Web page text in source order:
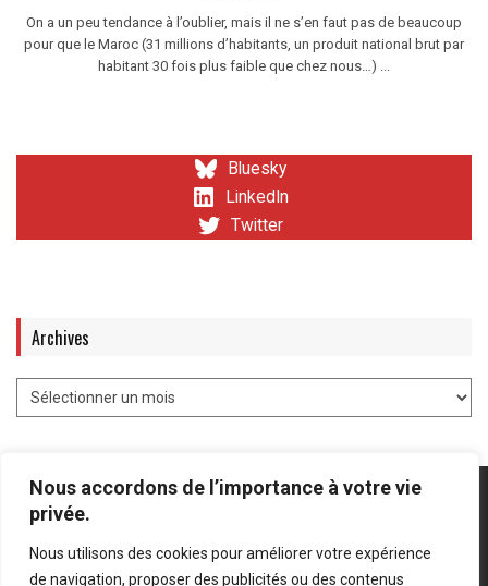
Nous accordons de l’importance à votre vie
privée.
Nous utilisons des cookies pour améliorer votre expérience
de navigation, proposer des publicités ou des contenus
On a un peu tendance à l’oublier, mais il ne s’en faut pas de beaucoup
pour que le Maroc (31 millions d’habitants, un produit national brut par
habitant 30 fois plus faible que chez nous…) ...
Bluesky
LinkedIn
Twitter
Archives
Mentions légales Politique de confidentialité